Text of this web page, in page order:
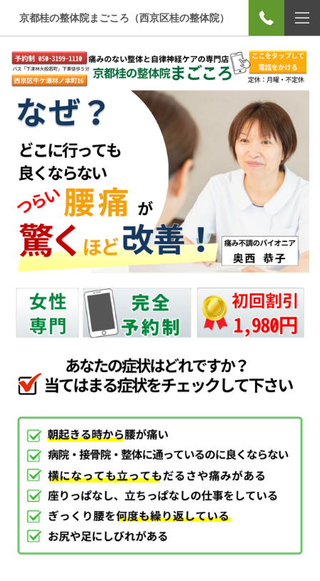
京都桂の整体院まごころ（西京区桂の整体院）